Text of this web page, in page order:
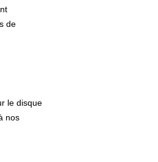
de
le disque
nos